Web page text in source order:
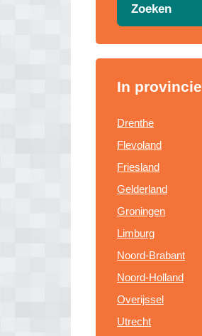
Zoeken
In provincie
Drenthe
Flevoland
Friesland
Gelderland
Groningen
Limburg
Noord-Brabant
Noord-Holland
Overijssel
Utrecht